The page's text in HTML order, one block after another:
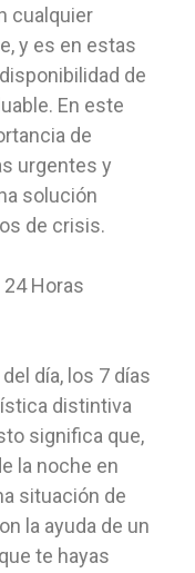
cualquier
y es en estas
de
En este
de
urgentes y
solución
de crisis.
Horas
día, los 7 días
distintiva
significa que,
la noche en
situación de
la ayuda de un
te hayas